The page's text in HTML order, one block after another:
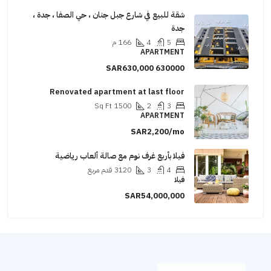
شارع جبل جنان ، حي الصفا ، جدة ،
166 م
Renovated apartment
1500
Sq Ft
نوم مع صالة ألعاب رياضية
3120 قدم مربع